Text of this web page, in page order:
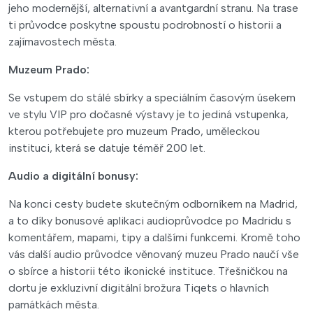
jeho modernější, alternativní a avantgardní stranu. Na trase
ti průvodce poskytne spoustu podrobností o historii a
zajímavostech města.
Muzeum Prado:
Se vstupem do stálé sbírky a speciálním časovým úsekem
ve stylu VIP pro dočasné výstavy je to jediná vstupenka,
kterou potřebujete pro muzeum Prado, uměleckou
instituci, která se datuje téměř 200 let.
Audio a digitální bonusy:
Na konci cesty budete skutečným odborníkem na Madrid,
a to díky bonusové aplikaci audioprůvodce po Madridu s
komentářem, mapami, tipy a dalšími funkcemi. Kromě toho
vás další audio průvodce věnovaný muzeu Prado naučí vše
o sbírce a historii této ikonické instituce. Třešničkou na
dortu je exkluzivní digitální brožura Tiqets o hlavních
památkách města.